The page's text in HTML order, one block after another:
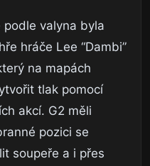
podle valyna byla
hráče Lee “Dambi”
na mapách
tlak pomocí
akcí. G2 měli
pozici se
soupeře a i přes